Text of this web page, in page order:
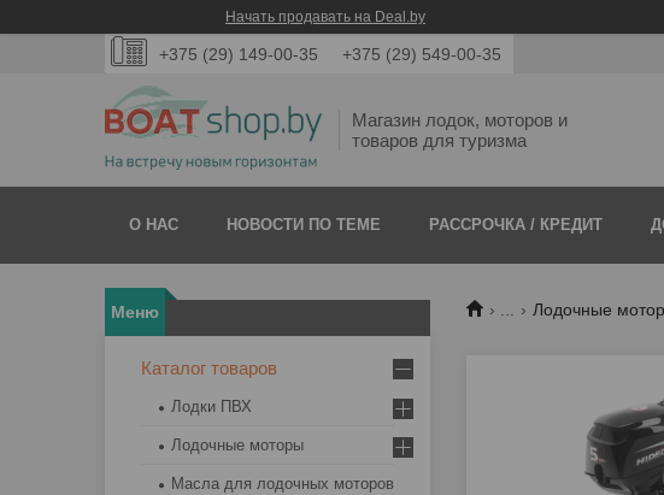
Начать продавать на Deal.by
+375 (29) 149-00-35 +375 (29) 549-00-35
Магазин лодок, моторов и
товаров для туризма
О НАС НОВОСТИ ПО ТЕМЕ РАССРОЧКА / КРЕДИТ
... Лодочные
Каталог товаров
Лодки ПВХ
Лодочные моторы
Масла для лодочных моторов